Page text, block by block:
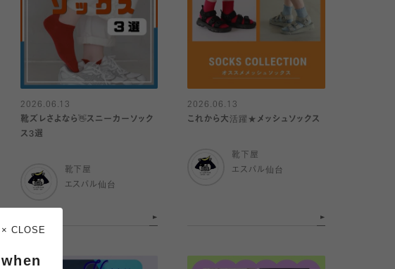
2026.06.13
靴ズレさよなら👋スニーカーソック
ス3選
靴下屋
エスパル仙台
2026.06.13
これから大活躍★メッシュソックス
靴下屋
エスパル仙台
× CLOSE
when